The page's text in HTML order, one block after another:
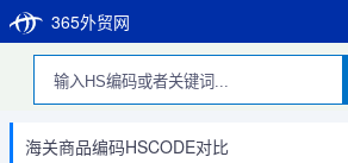
365外贸网
海关商品编码HSCODE对比